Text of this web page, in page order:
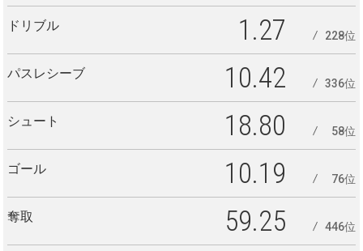
ドリブル 1.27 228位
パスレシーブ 10.42 336位
シュート 18.80 58位
ゴール 10.19 76位
奪取 59.25 446位